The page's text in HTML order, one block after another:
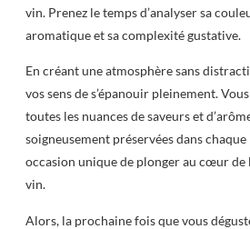
vin. Prenez le temps d’analyser sa
aromatique et sa complexité gustative.
En créant une atmosphère sans
vos sens de s’épanouir pleinement.
toutes les nuances de saveurs et
soigneusement préservées dans chaque
occasion unique de plonger au cœur de
vin.
Alors, la prochaine fois que vous